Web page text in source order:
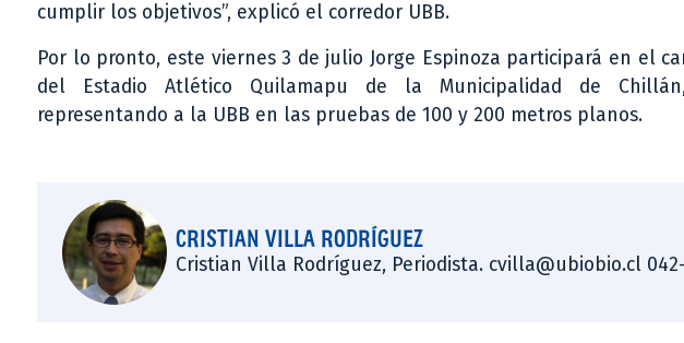
cumplir los objetivos”, explicó el corredor UBB.
Por lo pronto, este viernes 3 de julio Jorge Espinoza participará en el
del Estadio Atlético Quilamapu de la Municipalidad de
representando a la UBB en las pruebas de 100 y 200 metros planos.
CRISTIAN VILLA RODRÍGUEZ
Cristian Villa Rodríguez, Periodista. cvilla@ubiobio.cl 042-